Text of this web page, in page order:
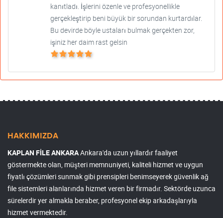
kanıtladı. İşlerini özenle ve profesyonellikle
gerçekleştirip beni büyük bir sorundan kurtardılar.
Bu devirde böyle ustaları bulmak gerçekten zor,
işiniz her daim rast gelsin
HAKKIMIZDA
KAPLAN FİLE ANKARAAnkara'da uzun yıllardır faaliyet
göstermekte olan, müşteri memnuniyeti, kaliteli hizmet ve uygun
fiyatlı çözümleri sunmak gibi prensipleri benimseyerek güvenlik ağ
file sistemleri alanlarında hizmet veren bir firmadır. Sektörde uzunca
sürelerdir yer almakla beraber, profesyonel ekip arkadaşlarıyla
hizmet vermektedir.